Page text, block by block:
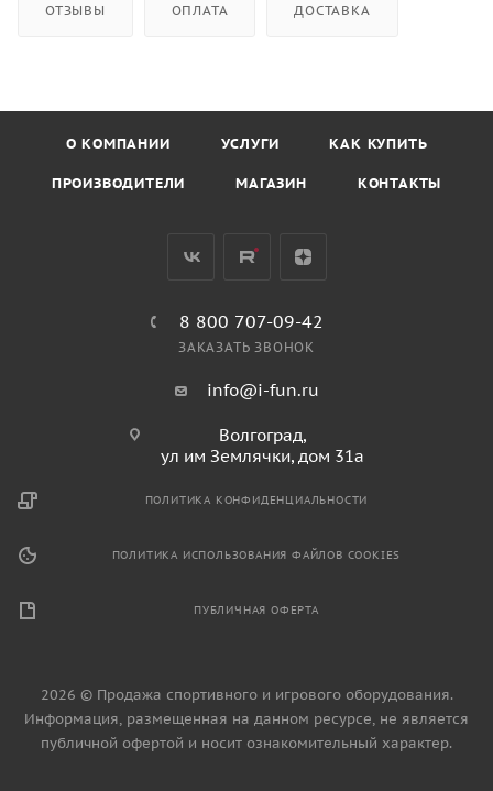
ОТЗЫВЫ ОПЛАТА ДОСТАВКА
О КОМПАНИИ УСЛУГИ КАК КУПИТЬ
ПРОИЗВОДИТЕЛИ МАГАЗИН КОНТАКТЫ
8 800 707-09-42
ЗАКАЗАТЬ ЗВОНОК
info@i-fun.ru
Волгоград,
ул им Землячки, дом 31а
ПОЛИТИКА КОНФИДЕНЦИАЛЬНОСТИ
ПОЛИТИКА ИСПОЛЬЗОВАНИЯ ФАЙЛОВ COOKIES
ПУБЛИЧНАЯ ОФЕРТА
2026 © Продажа спортивного и игрового оборудования.
Информация, размещенная на данном ресурсе, не является
публичной офертой и носит ознакомительный характер.